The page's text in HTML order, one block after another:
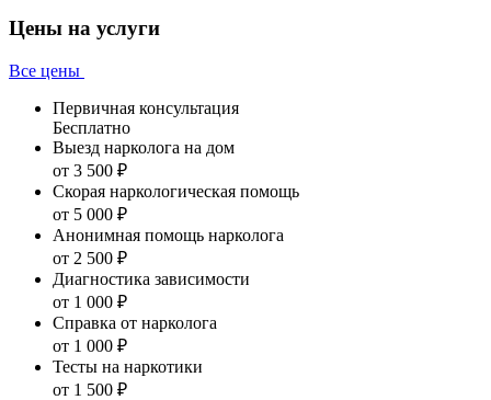
Цены на услуги
Все цены
Первичная консультация
Бесплатно
Выезд нарколога на дом
от 3 500 ₽
Скорая наркологическая помощь
от 5 000 ₽
Анонимная помощь нарколога
от 2 500 ₽
Диагностика зависимости
от 1 000 ₽
Справка от нарколога
от 1 000 ₽
Тесты на наркотики
от 1 500 ₽